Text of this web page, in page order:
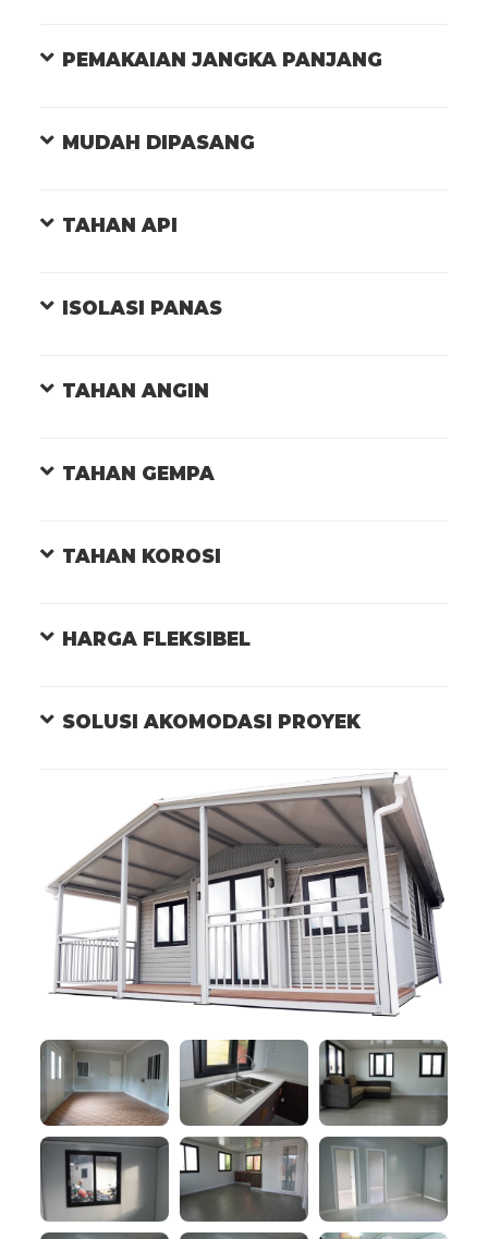
PEMAKAIAN JANGKA PANJANG
MUDAH DIPASANG
TAHAN API
ISOLASI PANAS
TAHAN ANGIN
TAHAN GEMPA
TAHAN KOROSI
HARGA FLEKSIBEL
SOLUSI AKOMODASI PROYEK